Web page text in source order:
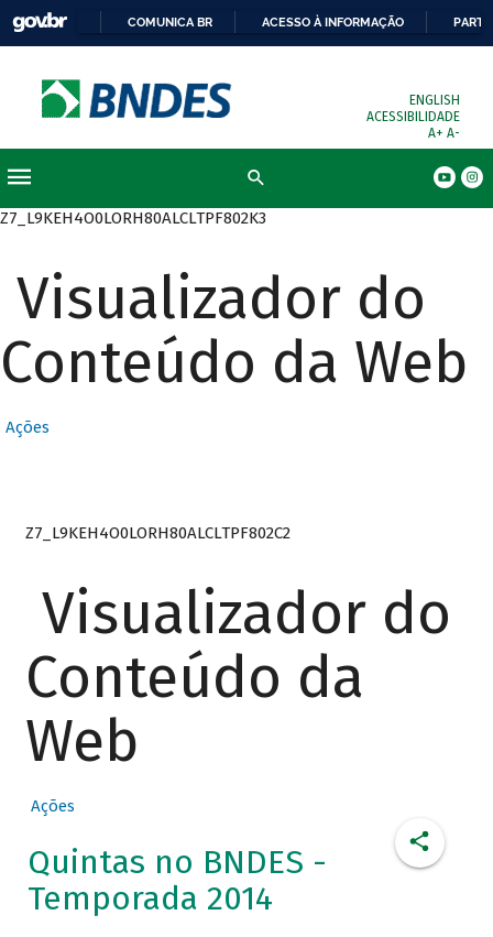
COMUNICA BR ACESSO À INFORMAÇÃO
ENGLISH
ACESSIBILIDADE
A+ A-
Z7_L9KEH4O0LORH80ALCLTPF802K3
Visualizador do
Conteúdo da Web
Ações
Z7_L9KEH4O0LORH80ALCLTPF802C2
Visualizador do
Conteúdo da
Web
Ações
Quintas no BNDES -
Temporada 2014